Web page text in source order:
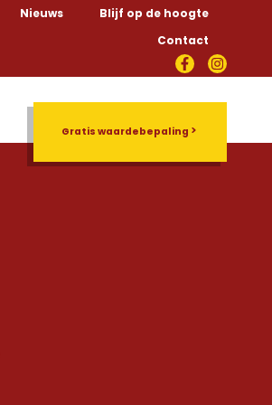
Nieuws
Blijf op de hoogte
Contact
Gratis waardebepaling